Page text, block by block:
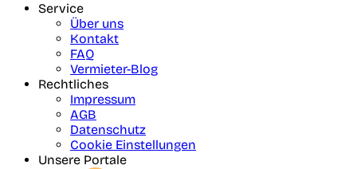
Service
Über uns
Kontakt
FAQ
Vermieter-Blog
Rechtliches
Impressum
AGB
Datenschutz
Cookie Einstellungen
Unsere Portale